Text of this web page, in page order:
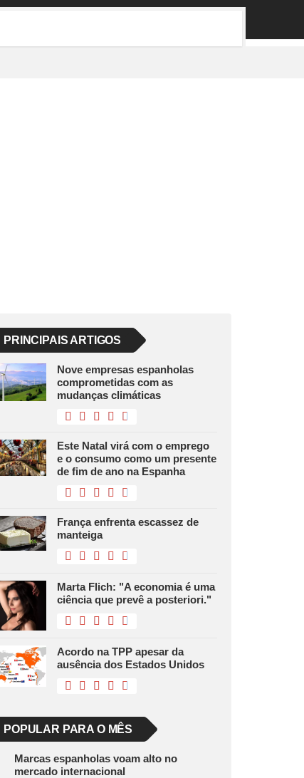
PRINCIPAIS ARTIGOS
Nove empresas espanholas
comprometidas com as
mudanças climáticas
Este Natal virá com o emprego
e o consumo como um presente
de fim de ano na Espanha
França enfrenta escassez de
manteiga
Marta Flich: "A economia é uma
ciência que prevê a posteriori."
Acordo na TPP apesar da
ausência dos Estados Unidos
POPULAR PARA O MÊS
Marcas espanholas voam alto no
mercado internacional